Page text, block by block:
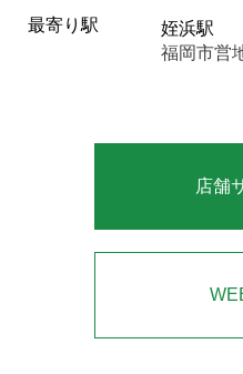
最寄り駅
姪浜駅
福岡市営
店舗